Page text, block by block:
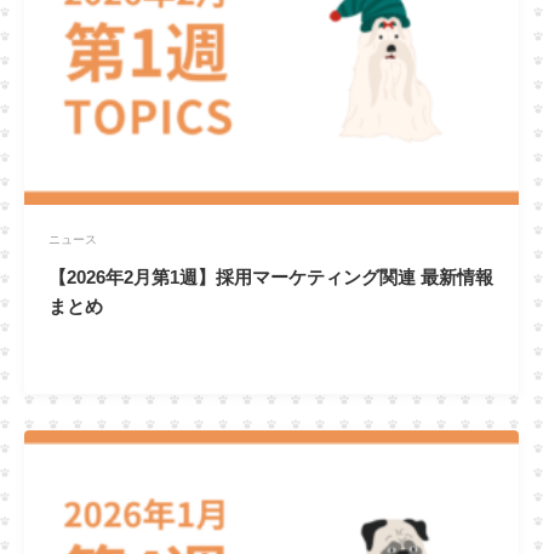
ニュース
【2026年2月第1週】採用マーケティング関連 最新情報
まとめ